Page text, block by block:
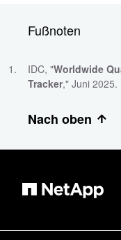
Fußnoten
IDC, "Worldwide
Tracker," Juni 2025.
Nach oben